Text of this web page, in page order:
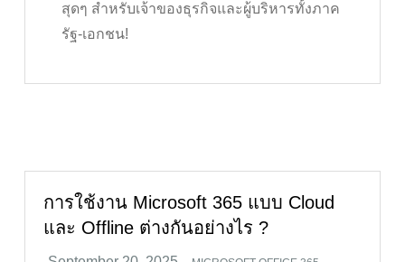
สุดๆ สำหรับเจ้าของธุรกิจและผู้บริหารทั้งภาค
รัฐ-เอกชน!
การใช้งาน Microsoft 365 แบบ Cloud
และ Offline ต่างกันอย่างไร ?